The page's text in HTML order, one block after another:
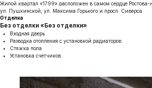
Жилой квартал «1799» расположен в самом сердце
ул. Пушкинской, ул. Максима Горького и просп. Сиверса
Отделка
Без отделки «Без отделки»
Входная дверь
Разводка отопления с установкой радиаторов
Стяжка пола
Установка счетчиков